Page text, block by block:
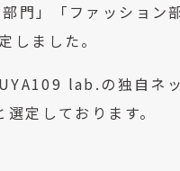
門」「ファッション
しました。
lab.の独自ネ
定しております。